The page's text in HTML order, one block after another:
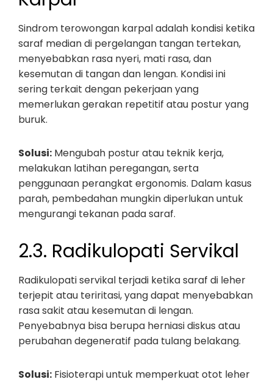
Sindrom terowongan karpal adalah kondisi ketika
saraf median di pergelangan tangan tertekan,
menyebabkan rasa nyeri, mati rasa, dan
kesemutan di tangan dan lengan. Kondisi ini
sering terkait dengan pekerjaan yang
memerlukan gerakan repetitif atau postur yang
buruk.
Solusi: Mengubah postur atau teknik kerja,
melakukan latihan peregangan, serta
penggunaan perangkat ergonomis. Dalam kasus
parah, pembedahan mungkin diperlukan untuk
mengurangi tekanan pada saraf.
2.3. Radikulopati Servikal
Radikulopati servikal terjadi ketika saraf di leher
terjepit atau teriritasi, yang dapat menyebabkan
rasa sakit atau kesemutan di lengan.
Penyebabnya bisa berupa herniasi diskus atau
perubahan degeneratif pada tulang belakang.
Solusi: Fisioterapi untuk memperkuat otot leher